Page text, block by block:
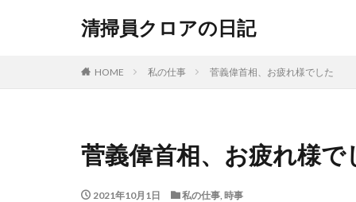
清掃員クロアの日記
HOME 私の仕事 菅義偉首相、お疲れ様でした
菅義偉首相、お疲れ様で
2021年10月1日 私の仕事, 時事